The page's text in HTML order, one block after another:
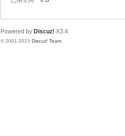
赢
Powered by Discuz! X3.4
© 2001-2023 Discuz! Team